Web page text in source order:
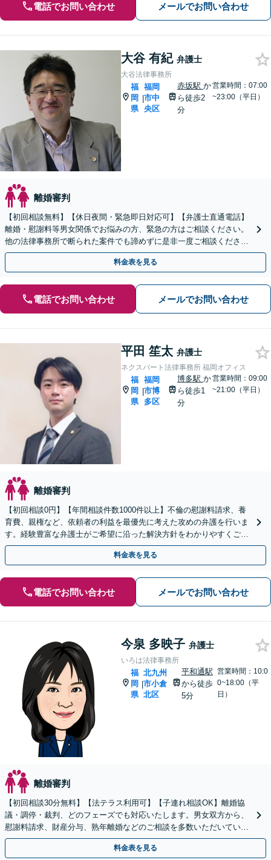
電話でお問い合わせ メールでお問い合わせ
大谷 有紀 弁護士
大谷法律事務所
福
岡
県
|
福岡
市中
央区
赤坂駅 か
ら徒歩2
分
営業時間：07:00
~23:00（平日）
離婚審判
【初回相談無料】【休日夜間・緊急即日対応可】【弁護士直通電話】
離婚・慰謝料等男女関係でお悩みの方、緊急の方はご相談ください。
他の法律事務所で断られた案件でも諦めずに是非一度ご相談くださ
い。【福岡市中央区赤坂駅徒歩２分】
料金表を見る
電話でお問い合わせ メールでお問い合わせ
平田 笙太 弁護士
ネクスパート法律事務所 福岡オフィス
福
岡
県
|
福岡
市博
多区
博多駅 か
ら徒歩1
分
営業時間：09:00
~21:00（平日）
離婚審判
【初回相談0円】【年間相談件数1000件以上】不倫の慰謝料請求、養
育費、親権など、依頼者の利益を最優先に考えた攻めの弁護を行いま
す。経験豊富な弁護士がご希望に沿った解決方針をわかりやすくご提
案します。お気軽にお問合せ下さい。
料金表を見る
電話でお問い合わせ メールでお問い合わせ
今泉 多映子 弁護士
いろは法律事務所
福
岡
県
|
北九州
市小倉
北区
平和通駅
から徒歩
5分
営業時間：10:0
0~18:00（平
日）
離婚審判
【初回相談30分無料】【法テラス利用可】【子連れ相談OK】離婚協
議・調停・裁判、どのフェーズでも対応いたします。男女双方から、
慰謝料請求、財産分与、熟年離婚などのご相談を多数いただいていま
す。女性目線で最善の解決策を提案します
料金表を見る